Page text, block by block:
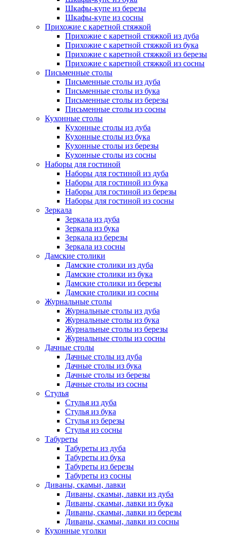
Шкафы-купе из березы
Шкафы-купе из сосны
Прихожие с каретной стяжкой
Прихожие с каретной стяжкой из дуба
Прихожие с каретной стяжкой из бука
Прихожие с каретной стяжкой из березы
Прихожие с каретной стяжкой из сосны
Письменные столы
Письменные столы из дуба
Письменные столы из бука
Письменные столы из березы
Письменные столы из сосны
Кухонные столы
Кухонные столы из дуба
Кухонные столы из бука
Кухонные столы из березы
Кухонные столы из сосны
Наборы для гостиной
Наборы для гостиной из дуба
Наборы для гостиной из бука
Наборы для гостиной из березы
Наборы для гостиной из сосны
Зеркала
Зеркала из дуба
Зеркала из бука
Зеркала из березы
Зеркала из сосны
Дамские столики
Дамские столики из дуба
Дамские столики из бука
Дамские столики из березы
Дамские столики из сосны
Журнальные столы
Журнальные столы из дуба
Журнальные столы из бука
Журнальные столы из березы
Журнальные столы из сосны
Дачные столы
Дачные столы из дуба
Дачные столы из бука
Дачные столы из березы
Дачные столы из сосны
Стулья
Стулья из дуба
Стулья из бука
Стулья из березы
Стулья из сосны
Табуреты
Табуреты из дуба
Табуреты из бука
Табуреты из березы
Табуреты из сосны
Диваны, скамьи, лавки
Диваны, скамьи, лавки из дуба
Диваны, скамьи, лавки из бука
Диваны, скамьи, лавки из березы
Диваны, скамьи, лавки из сосны
Кухонные уголки